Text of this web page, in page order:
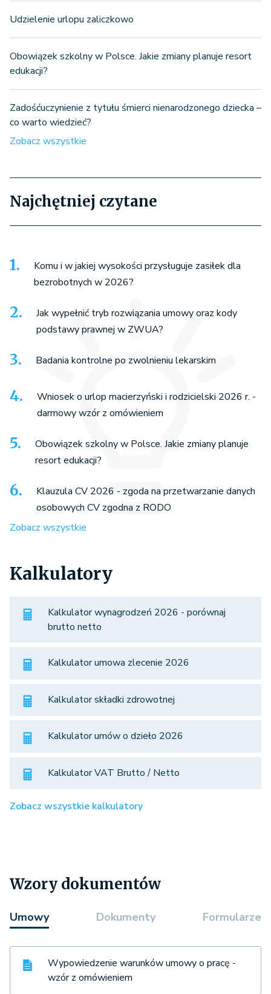
Udzielenie urlopu zaliczkowo
Obowiązek szkolny w Polsce. Jakie zmiany planuje resort
edukacji?
Zadośćuczynienie z tytułu śmierci nienarodzonego dziecka –
co warto wiedzieć?
Zobacz wszystkie
Najchętniej czytane
Komu i w jakiej wysokości przysługuje zasiłek dla
bezrobotnych w 2026?
Jak wypełnić tryb rozwiązania umowy oraz kody
podstawy prawnej w ZWUA?
Badania kontrolne po zwolnieniu lekarskim
Wniosek o urlop macierzyński i rodzicielski 2026 r. -
darmowy wzór z omówieniem
Obowiązek szkolny w Polsce. Jakie zmiany planuje
resort edukacji?
Klauzula CV 2026 - zgoda na przetwarzanie danych
osobowych CV zgodna z RODO
Zobacz wszystkie
Kalkulatory
Kalkulator wynagrodzeń 2026 - porównaj
brutto netto
Kalkulator umowa zlecenie 2026
Kalkulator składki zdrowotnej
Kalkulator umów o dzieło 2026
Kalkulator VAT Brutto / Netto
Zobacz wszystkie kalkulatory
Wzory dokumentów
Umowy Dokumenty Formularze
Wypowiedzenie warunków umowy o pracę -
wzór z omówieniem